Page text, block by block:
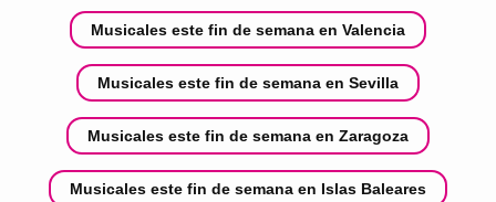
Musicales este fin de semana en Valencia
Musicales este fin de semana en Sevilla
Musicales este fin de semana en Zaragoza
Musicales este fin de semana en Islas Baleares